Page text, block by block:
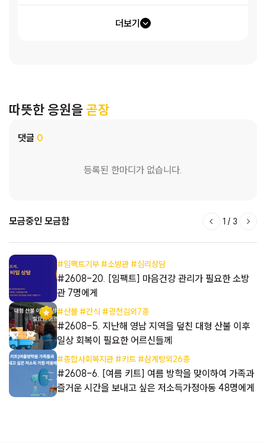
더보기
따뜻한 응원을 곧장
댓글 0
등록된 한마디가 없습니다.
모금중인 모금함 1 / 3
#임팩트기부 #소방관 #심리상담
#2608-20. [임팩트] 마음건강 관리가 필요한 소방
관 7명에게
#산불 #간식 #광천김외7종
#2608-5. 지난해 영남 지역을 덮친 대형 산불 이후
일상 회복이 필요한 어르신들께
#종합사회복지관 #키트 #삼계탕외26종
#2608-6. [여름 키트] 여름 방학을 맞이하여 가족과
즐거운 시간을 보내고 싶은 저소득가정아동 48명에게